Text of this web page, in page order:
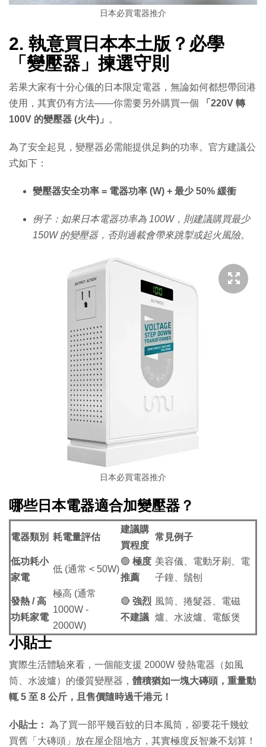
日本必買電器推介
2. 執意買日本本土版？必學
「變壓器」揀選守則
若果大家有十分心儀的日本限定電器，無論如何都想帶回港
使用，其實仍有方法——你需要另外購買一個
「220V 轉
100V 的變壓器 (火牛)」
。
為了安全起見，變壓器必需能提供足夠的功率。官方建議公
式如下：
變壓器安全功率 = 電器功率 (W) + 最少 50% 緩衝
例子：如果日本電器功率為 100W，則建議購買最少
150W 的變壓器，否則過載會帶來跳掣或起火風險。
日本必買電器推介
哪些日本電器適合加變壓器？
電器類別 耗電量評估
建議購
買程度
常見例子
低功耗小
家電
低 (通常 < 50W)
🟢 極度
推薦
美容儀、電動牙刷、電
子鐘、鬚刨
發熱 / 高
功耗家電
極高 (通常
1000W -
2000W)
🔴 強烈
不建議
風筒、捲髮器、電磁
爐、水波爐、電飯煲
小貼士
實際生活體驗來看，一個能支援 2000W 發熱電器（如風
筒、水波爐）的優質變壓器， 體積猶如一塊大磚頭，重量動
輒 5 至 8 公斤，且售價隨時過千港元！
小貼士： 為了買一部平幾百蚊的日本風筒，卻要花千幾蚊
買舊「大磚頭」放在屋企阻地方，其實極度反智兼不划算！